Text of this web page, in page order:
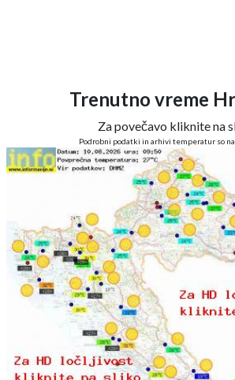
Trenutno vreme
Za povečavo kliknite na
Podrobni podatki in arhivi temperatur so